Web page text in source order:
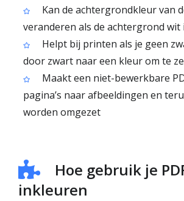
Kan de achtergrondkleur van
veranderen als de achtergrond wit
Helpt bij printen als je geen
door zwart naar een kleur om te
Maakt een niet-bewerkbare
pagina’s naar afbeeldingen en
worden omgezet
Hoe gebruik je
inkleuren